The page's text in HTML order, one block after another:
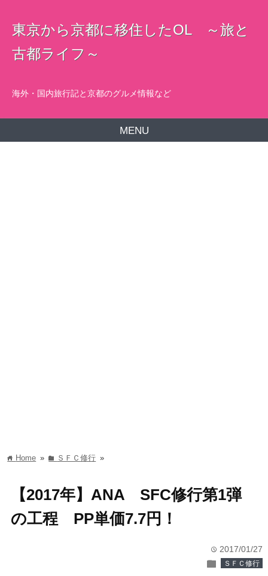
東京から京都に移住したOL ～旅と
古都ライフ～
海外・国内旅行記と京都のグルメ情報など
MENU
home Home » folder ＳＦＣ修行 »
【2017年】ANA SFC修行第1弾
の工程 PP単価7.7円！
time 2017/01/27
folder ＳＦＣ修行